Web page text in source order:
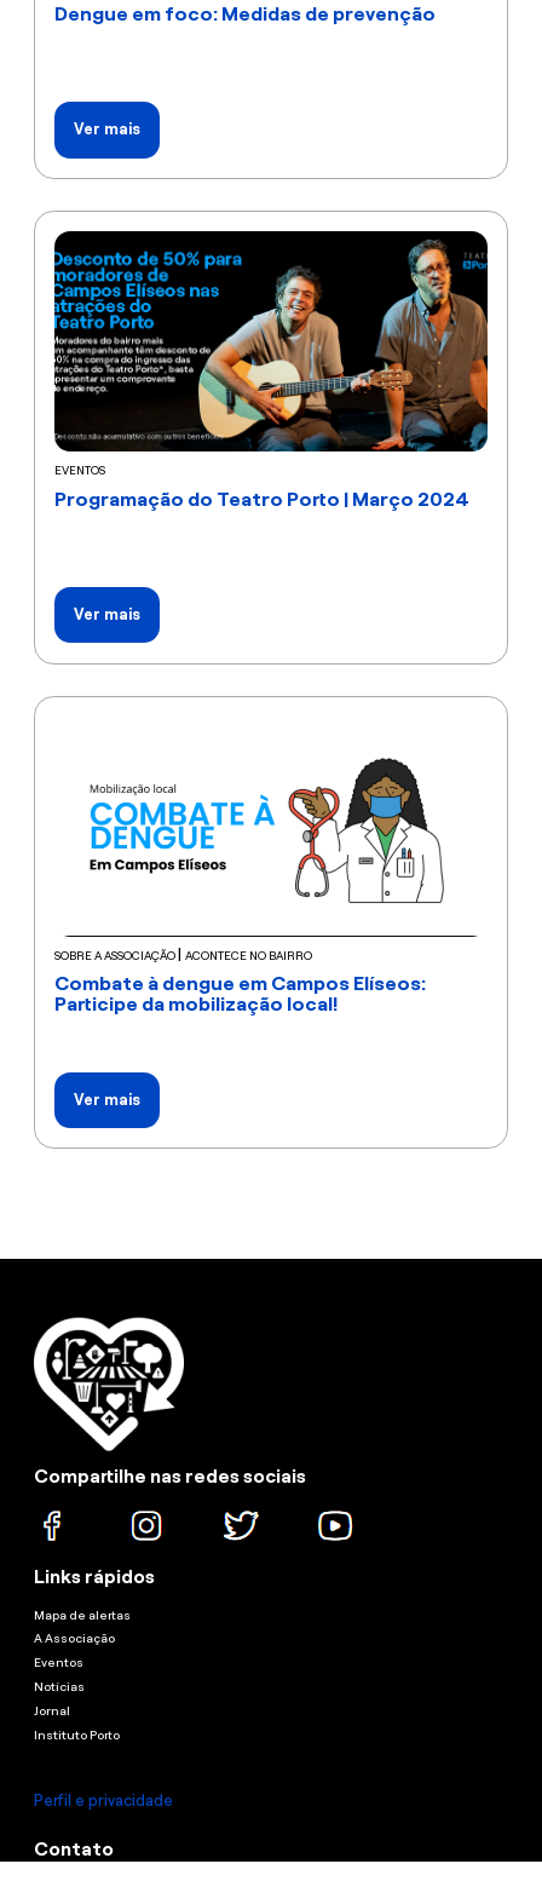
Dengue em foco: Medidas de prevenção
Ver mais
EVENTOS
Programação do Teatro Porto | Março 2024
Ver mais
SOBRE A ASSOCIAÇÃO| ACONTECE NO BAIRRO
Combate à dengue em Campos Elíseos:
Participe da mobilização local!
Ver mais
Compartilhe nas redes sociais
Links rápidos
Mapa de alertas
A Associação
Eventos
Notícias
Jornal
Instituto Porto
Perfil e privacidade
Contato